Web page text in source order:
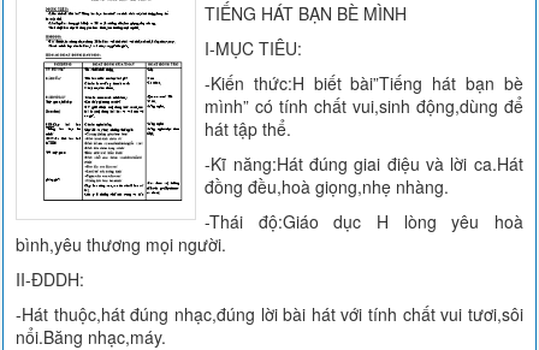
TIẾNG HÁT BẠN BÈ MÌNH
I-MỤC TIÊU:
-Kiến thức:H biết bài”Tiếng hát bạn bè
mình” có tính chất vui,sinh động,dùng để
hát tập thể.
-Kĩ năng:Hát đúng giai điệu và lời ca.Hát
đồng đều,hoà giọng,nhẹ nhàng.
-Thái độ:Giáo dục H lòng yêu hoà
bình,yêu thương mọi người.
II-ĐDDH:
-Hát thuộc,hát đúng nhạc,đúng lời bài hát với tính chất vui tươi,sôi
nổi.Băng nhạc,máy.